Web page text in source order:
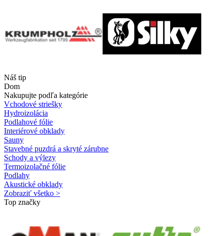
Náš tip
Dom
Nakupujte podľa kategórie
Vchodové striešky
Hydroizolácia
Podlahové fólie
Interiérové obklady
Sauny
Stavebné puzdrá a skryté zárubne
Schody a výlezy
Termoizolačné fólie
Podlahy
Akustické obklady
Zobraziť všetko >
Top značky